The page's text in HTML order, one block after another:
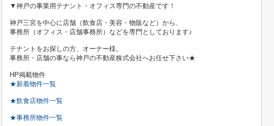
▼神戸の事業用テナント・オフィス専門の不動産です！
神戸三宮を中心に店舗（飲食店・美容・物販など）から、
事務所（オフィス・店舗事務所）などを専門としております♪
テナントをお探しの方、オーナー様。
事務所・店舗の事なら神戸の不動産株式会社へお任せ下さい★
HP掲載物件
★新着物件一覧
★飲食店物件一覧
★事務所物件一覧